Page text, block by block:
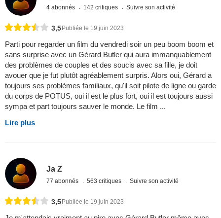
4 abonnés 142 critiques Suivre son activité
3,5Publiée le 19 juin 2023
Parti pour regarder un film du vendredi soir un peu boom boom et
sans surprise avec un Gérard Butler qui aura immanquablement
des problèmes de couples et des soucis avec sa fille, je doit
avouer que je fut plutôt agréablement surpris. Alors oui, Gérard a
toujours ses problèmes familiaux, qu'il soit pilote de ligne ou garde
du corps de POTUS, oui il est le plus fort, oui il est toujours aussi
sympa et part toujours sauver le monde. Le film ...
Lire plus
Ja Z
77 abonnés 563 critiques Suivre son activité
3,5Publiée le 19 juin 2023